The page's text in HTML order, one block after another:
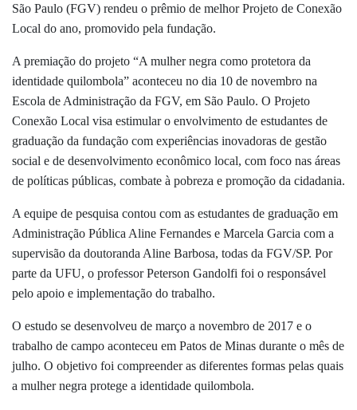
São Paulo (FGV) rendeu o prêmio de melhor Projeto de Conexão
Local do ano, promovido pela fundação.
A premiação do projeto “A mulher negra como protetora da
identidade quilombola” aconteceu no dia 10 de novembro na
Escola de Administração da FGV, em São Paulo. O Projeto
Conexão Local visa estimular o envolvimento de estudantes de
graduação da fundação com experiências inovadoras de gestão
social e de desenvolvimento econômico local, com foco nas áreas
de políticas públicas, combate à pobreza e promoção da cidadania.
A equipe de pesquisa contou com as estudantes de graduação em
Administração Pública Aline Fernandes e Marcela Garcia com a
supervisão da doutoranda Aline Barbosa, todas da FGV/SP. Por
parte da UFU, o professor Peterson Gandolfi foi o responsável
pelo apoio e implementação do trabalho.
O estudo se desenvolveu de março a novembro de 2017 e o
trabalho de campo aconteceu em Patos de Minas durante o mês de
julho. O objetivo foi compreender as diferentes formas pelas quais
a mulher negra protege a identidade quilombola.